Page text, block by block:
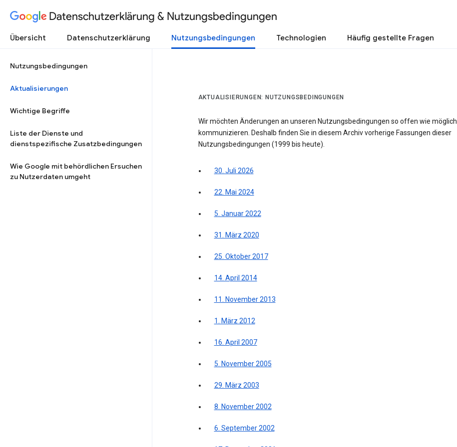
Datenschutzerklärung & Nutzungsbedingungen
Übersicht Datenschutzerklärung Nutzungsbedingungen Technologien Häufig gestellte Fragen
Nutzungsbedingungen
Aktualisierungen
Wichtige Begriffe
Liste der Dienste und
dienstspezifische Zusatzbedingungen
Wie Google mit behördlichen Ersuchen
zu Nutzerdaten umgeht
AKTUALISIERUNGEN: NUTZUNGSBEDINGUNGEN
Wir möchten Änderungen an unseren Nutzungsbedingungen so offen wie möglich
kommunizieren. Deshalb finden Sie in diesem Archiv vorherige Fassungen dieser
Nutzungsbedingungen (1999 bis heute).
30. Juli 2026
22. Mai 2024
5. Januar 2022
31. März 2020
25. Oktober 2017
14. April 2014
11. November 2013
1. März 2012
16. April 2007
5. November 2005
29. März 2003
8. November 2002
6. September 2002